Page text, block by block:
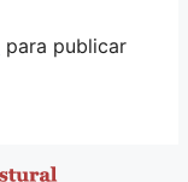
para publicar